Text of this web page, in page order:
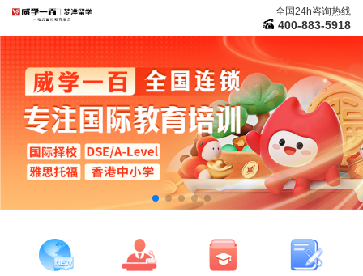
全国24h咨询热线
400-883-5918